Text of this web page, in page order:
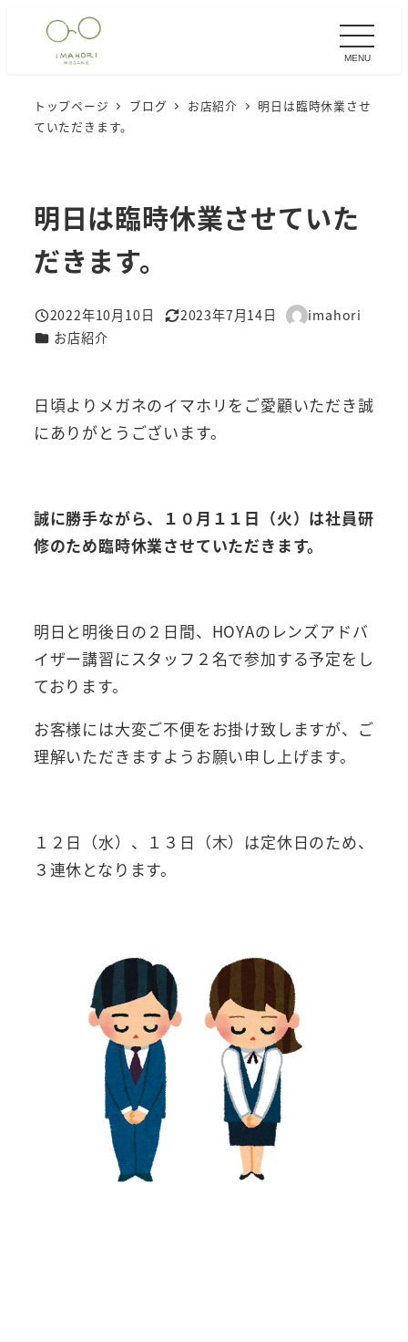
MENU
トップページ ブログ お店紹介
明日は臨時休業させ
ていただきます。
明日は臨時休業させていた
だきます。
投稿日
2022年10月10日
更新日
2023年7月14日
著
imahori
カテゴリー
お店紹介
日頃よりメガネのイマホリをご愛顧いただき誠
にありがとうございます。
誠に勝手ながら、１０月１１日（火）は社員研
修のため臨時休業させていただきます。
明日と明後日の２日間、HOYAのレンズアドバ
イザー講習にスタッフ２名で参加する予定をし
ております。
お客様には大変ご不便をお掛け致しますが、ご
理解いただきますようお願い申し上げます。
１２日（水）、１３日（木）は定休日のため、
３連休となります。